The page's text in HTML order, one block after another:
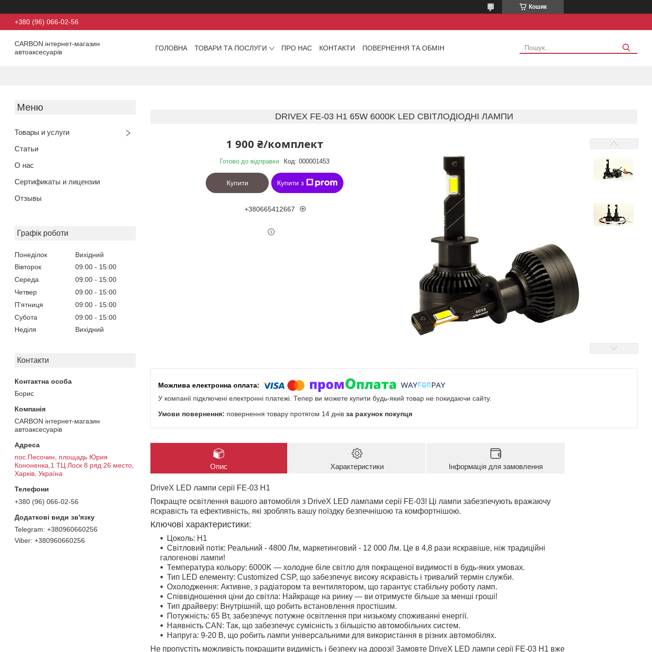
Кошик
+380 (96) 066-02-56
CARBON інтернет-магазин
автоаксесуарів
ГОЛОВНА ТОВАРИ ТА ПОСЛУГИ ПРО НАС КОНТАКТИ ПОВЕРНЕННЯ ТА ОБМІН
Товары и услуги
Статьи
О нас
Сертификаты и лицензии
Отзывы
Графік роботи
Понеділок
Вихідний
Вівторок
09:00
15:00
Середа
09:00
15:00
Четвер
09:00
15:00
Пʼятниця
09:00
15:00
Субота
09:00
15:00
Неділя
Вихідний
Контакти
Борис
CARBON інтернет-магазин
автоаксесуарів
пос.Песочин, площадь Юрия
Кононенка,1 ТЦ Лоск 8 ряд 26 место,
Харків, Україна
+380 (96) 066-02-56
+380960660256
+380960660256
DRIVEX FE-03 H1 65W 6000K LED СВІТЛОДІОДНІ ЛАМПИ
1 900 ₴/комплект
Готово до відправки Код: 000001453
Купити Купити з
+380665412667
У компанії підключені електронні платежі. Тепер ви можете купити будь-який товар не покидаючи сайту.
повернення товару протягом 14 днів за рахунок покупця
Опис Характеристики Інформація для замовлення
DriveX LED лампи серіїFE-03 H1
Покращте освітлення вашого автомобіля з DriveX LED лампами серії FE-03! Ці лампи забезпечують вражаючу
яскравість та ефективність, які зроблять вашу поїздку безпечнішою та комфортнішою.
Ключові характеристики:
Цоколь: H1
Світловий потік: Реальний - 4800 Лм, маркетинговий - 12 000 Лм. Це в 4,8 рази яскравіше, ніж традиційні
галогенові лампи!
Температура кольору: 6000K — холодне біле світло для покращеної видимості в будь-яких умовах.
Тип LED елементу: Customized CSP, що забезпечує високу яскравість і тривалий термін служби.
Охолодження: Активне, з радіатором та вентилятором, що гарантує стабільну роботу ламп.
Співвідношення ціни до світла: Найкраще на ринку — ви отримуєте більше за менші гроші!
Тип драйверу: Внутрішній, що робить встановлення простішим.
Потужність: 65 Вт, забезпечує потужне освітлення при низькому споживанні енергії.
Наявність CAN : Так, що забезпечує сумісність з більшістю автомобільних систем.
Напруга: 9-20 В, що робить лампи універсальними для використання в різних автомобілях.
Не пропустіть можливість покращити видимість і безпеку на дорозі! Замовте DriveX LED лампи серії FE-03 H1 вже